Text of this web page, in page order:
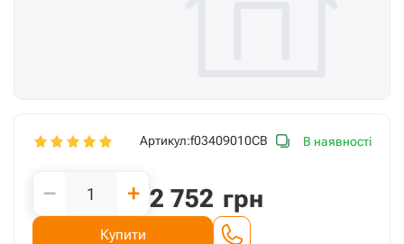
Артикул:f03409010CB В наявності
− + 2 752 грн
Купити